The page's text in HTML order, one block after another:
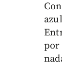
por